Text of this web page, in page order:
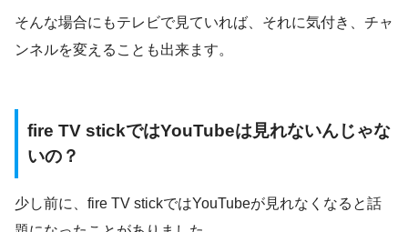
そんな場合にもテレビで見ていれば、それに気付き、チャ
ンネルを変えることも出来ます。
fire TV stickではYouTubeは見れないんじゃな
いの？
少し前に、fire TV stickではYouTubeが見れなくなると話